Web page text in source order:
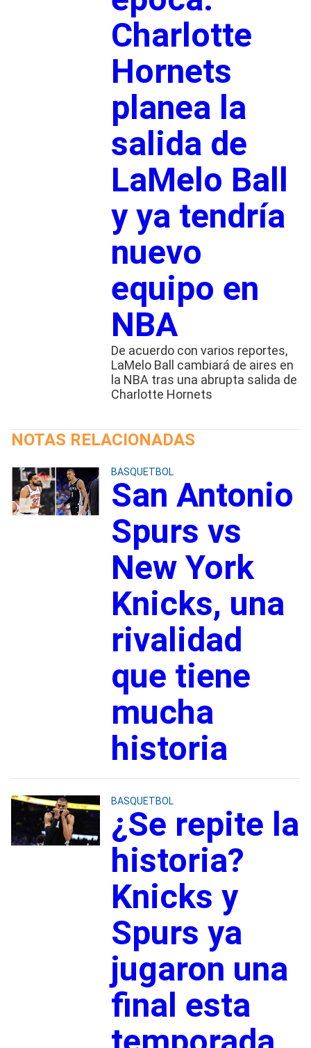
Charlotte
Hornets
planea la
salida de
LaMelo Ball
y ya tendría
nuevo
equipo en
NBA
De acuerdo con varios reportes,
LaMelo Ball cambiará de aires en
la NBA tras una abrupta salida de
Charlotte Hornets
NOTAS RELACIONADAS
BASQUETBOL
San Antonio
Spurs vs
New York
Knicks, una
rivalidad
que tiene
mucha
historia
BASQUETBOL
¿Se repite la
historia?
Knicks y
Spurs ya
jugaron una
final esta